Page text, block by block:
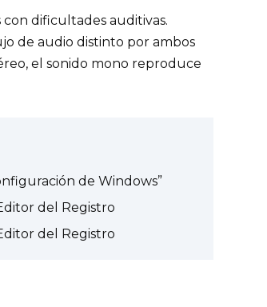
dificultades auditivas.
de audio distinto por ambos
el sonido mono reproduce
de Windows”
del Registro
del Registro